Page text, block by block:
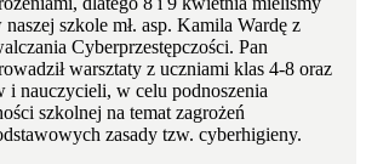
szkole mł. asp. Kamila Wardę z
Cyberprzestępczości. Pan
warsztaty z uczniami klas 4-8 oraz
i nauczycieli, w celu podnoszenia
szkolnej na temat zagrożeń
zasady tzw. cyberhigieny.